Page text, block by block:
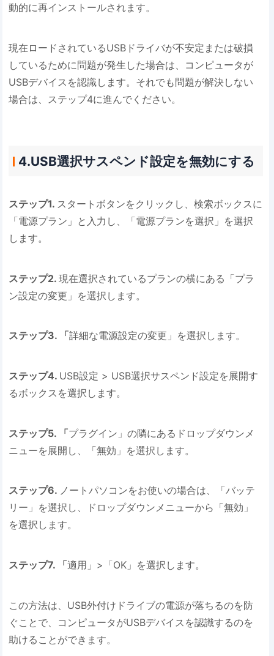
動的に再インストールされます。
現在ロードされているUSBドライバが不安定または破損
しているために問題が発生した場合は、コンピュータが
USBデバイスを認識します。それでも問題が解決しない
場合は、ステップ4に進んでください。
4.USB選択サスペンド設定を無効にする
ステップ1. スタートボタンをクリックし、検索ボックスに
「電源プラン」と入力し、「電源プランを選択」を選択
します。
ステップ2.現在選択されているプランの横にある「プラ
ン設定の変更」を選択します。
ステップ3. 「詳細な電源設定の変更」を選択します。
ステップ4. USB設定 > USB選択サスペンド設定を展開す
るボックスを選択します。
ステップ5. 「プラグイン」の隣にあるドロップダウンメ
ニューを展開し、「無効」を選択します。
ステップ6. ノートパソコンをお使いの場合は、「バッテ
リー」を選択し、ドロップダウンメニューから「無効」
を選択します。
ステップ7. 「適用」>「OK」を選択します。
この方法は、USB外付けドライブの電源が落ちるのを防
ぐことで、コンピュータがUSBデバイスを認識するのを
助けることができます。